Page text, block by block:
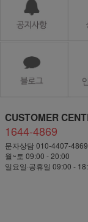
CUSTOMER
1644-4869
문자상담 010-4407-4869
월~토 09:00 - 20:00
일요일·공휴일 09:00 -